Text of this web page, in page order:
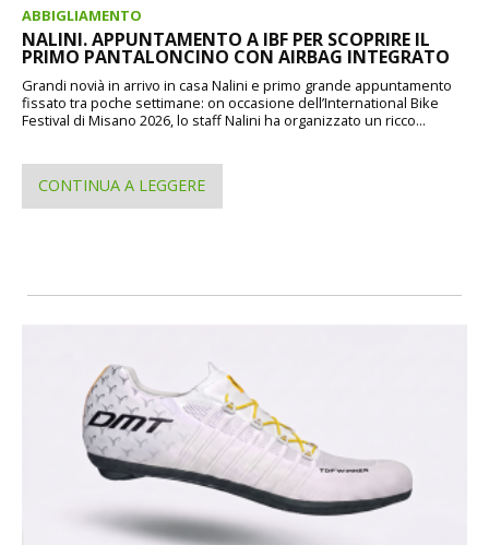
ABBIGLIAMENTO
NALINI. APPUNTAMENTO A IBF PER SCOPRIRE IL
PRIMO PANTALONCINO CON AIRBAG INTEGRATO
Grandi novià in arrivo in casa Nalini e primo grande appuntamento
fissato tra poche settimane: on occasione dell’International Bike
Festival di Misano 2026, lo staff Nalini ha organizzato un ricco...
CONTINUA A LEGGERE